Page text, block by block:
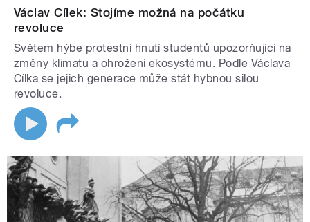
Václav Cílek: Stojíme možná na počátku
revoluce
Světem hýbe protestní hnutí studentů upozorňující na
změny klimatu a ohrožení ekosystému. Podle Václava
Cílka se jejich generace může stát hybnou silou
revoluce.